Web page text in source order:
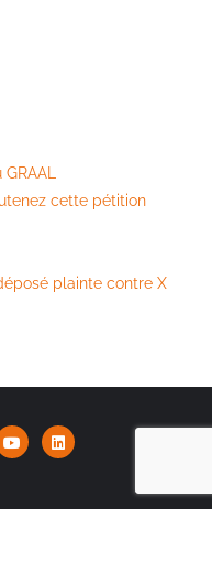
cette pétition​
plainte contre X